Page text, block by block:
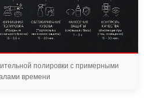
полировки с примерными
времени